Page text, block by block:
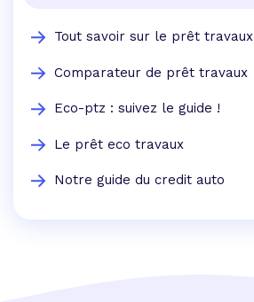
Tout savoir sur le prêt travaux
Comparateur de prêt travaux
Eco-ptz : suivez le guide !
Le prêt eco travaux
Notre guide du credit auto